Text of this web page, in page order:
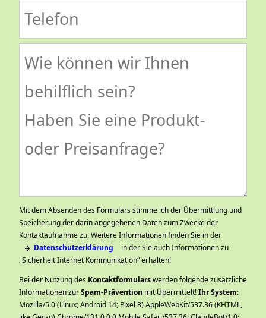
Mit dem Absenden des Formulars stimme ich der Übermittlung und
Speicherung der darin angegebenen Daten zum Zwecke der
Kontaktaufnahme zu. Weitere Informationen finden Sie in der
Datenschutzerklärung
in der Sie auch Informationen zu
„Sicherheit Internet Kommunikation“ erhalten!
Bei der Nutzung des Kontaktformularswerden folgende zusätzliche
Informationen zurSpam-Prävention mit Übermittelt!Ihr System:
Mozilla/5.0 (Linux; Android 14; Pixel 8) AppleWebKit/537.36 (KHTML,